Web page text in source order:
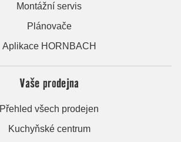
Montážní servis
Plánovače
Aplikace HORNBACH
Vaše prodejna
Přehled všech prodejen
Kuchyňské centrum